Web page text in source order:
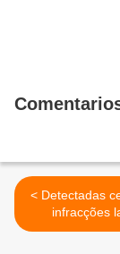
< Detectadas centenas de
infracções